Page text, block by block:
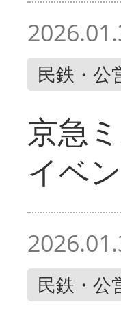
民鉄・公
京急
イベ
民鉄・公